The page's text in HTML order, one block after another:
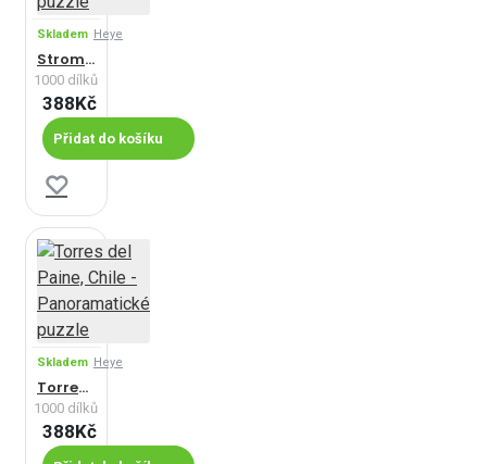
Skladem Heye
Strom na pláži - Panoramatické puzzle
1000 dílků
388Kč
Přidat do košíku
Skladem Heye
Torres del Paine, Chile - Panoramatické puzzle
1000 dílků
388Kč